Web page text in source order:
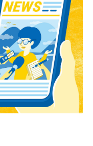
出貨量達20噸，「莫
貨量不到2噸，「梅
1.2噸，「損失已難以
，才能恢復正常供
「莫蘭蒂」颱風，卻
果實纍纍就要採